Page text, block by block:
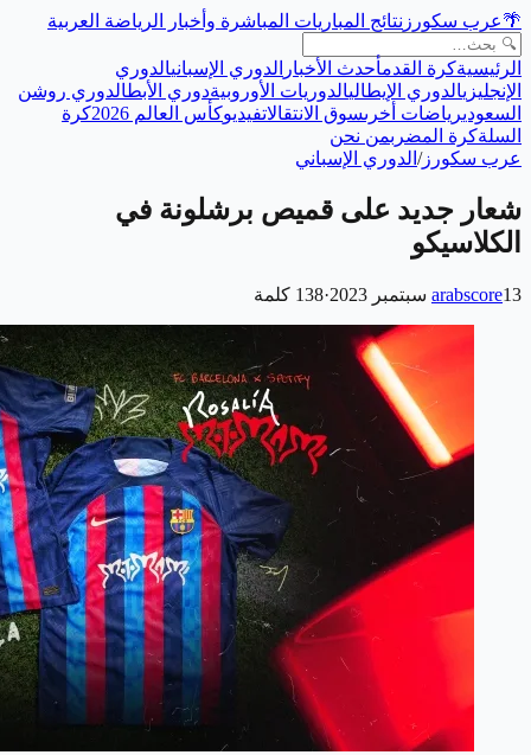
🌴عرب سكورز نتائج المباريات المباشرة وأخبار الرياضة العربية
الرئيسيةكرة القدمأحدث الأخبار الدوري الإسبانيالدوري
الإنجليزيالدوري الإيطاليالدوريات الأوروبيةدوري الأبطالدوري روشن
السعوديرياضات أخرىسوق الانتقالاتفيديوكأس العالم 2026
كرة
السلةكرة المضربمن نحن
عرب سكورز/ الدوري الإسباني
شعار جديد على قميص برشلونة في
الكلاسيكو
arabscore13 سبتمبر 2023 ·
138 كلمة